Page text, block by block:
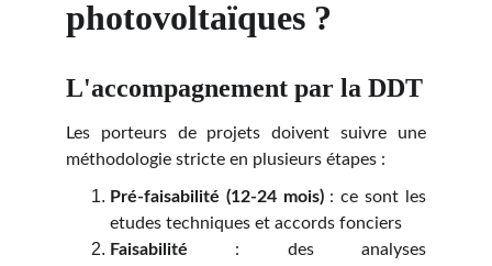
photovoltaïques ?
L'accompagnement par la DDT
Les porteurs de projets doivent suivre une
méthodologie stricte en plusieurs étapes :
Pré-faisabilité (12-24 mois): ce sont les
etudes techniques et accords fonciers
Faisabilité : des analyses